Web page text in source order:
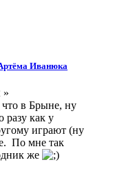
Иванюка
»
что в Брыне, ну
разу как у
играют (ну
По мне так
же